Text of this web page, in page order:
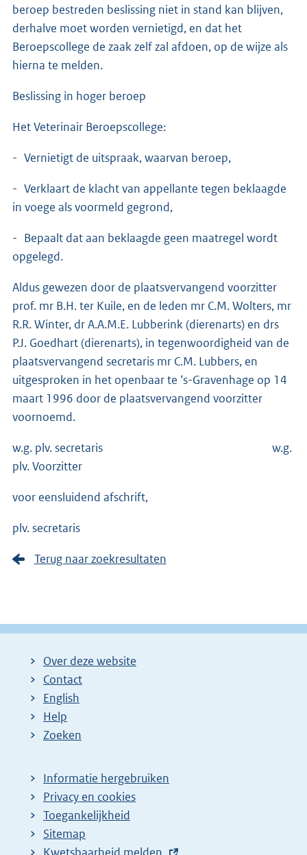
beroep bestreden beslissing niet in stand kan blijven,
derhalve moet worden vernietigd, en dat het
Beroepscollege de zaak zelf zal afdoen, op de wijze als
hierna te melden.
Beslissing in hoger beroep
Het Veterinair Beroepscollege:
- Vernietigt de uitspraak, waarvan beroep,
- Verklaart de klacht van appellante tegen beklaagde
in voege als voormeld gegrond,
- Bepaalt dat aan beklaagde geen maatregel wordt
opgelegd.
Aldus gewezen door de plaatsvervangend voorzitter
prof. mr B.H. ter Kuile, en de leden mr C.M. Wolters, mr
R.R. Winter, dr A.A.M.E. Lubberink (dierenarts) en drs
P.J. Goedhart (dierenarts), in tegenwoordigheid van de
plaatsvervangend secretaris mr C.M. Lubbers, en
uitgesproken in het openbaar te ‘s-Gravenhage op 14
maart 1996 door de plaatsvervangend voorzitter
voornoemd.
w.g. plv. secretaris w.g.
plv. Voorzitter
voor eensluidend afschrift,
plv. secretaris
Terug naar zoekresultaten
Over deze website
Contact
English
Help
Zoeken
Informatie hergebruiken
Privacy en cookies
Toegankelijkheid
Sitemap